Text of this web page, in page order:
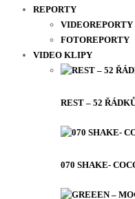
REPORTY
VIDEOREPORTY
FOTOREPORTY
VIDEO KLIPY
REST – 52
070 SHAKE-